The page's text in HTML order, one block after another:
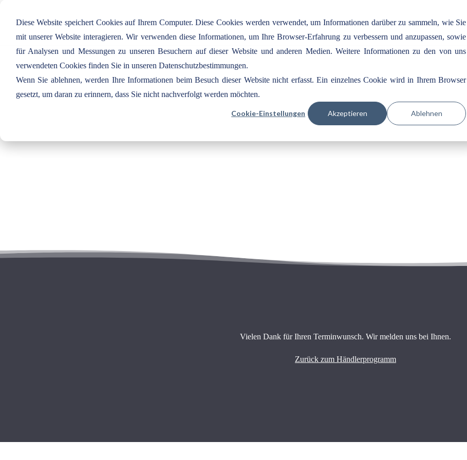
Diese Website speichert Cookies auf Ihrem Computer. Diese Cookies werden verwendet, um Informationen darüber zu sammeln, wie Sie
mit unserer Website interagieren. Wir verwenden diese Informationen, um Ihre Browser-Erfahrung zu verbessern und anzupassen, sowie
für Analysen und Messungen zu unseren Besuchern auf dieser Website und anderen Medien. Weitere Informationen zu den von uns
verwendeten Cookies finden Sie in unseren Datenschutzbestimmungen.
Wenn Sie ablehnen, werden Ihre Informationen beim Besuch dieser Website nicht erfasst. Ein einzelnes Cookie wird in Ihrem Browser
gesetzt, um daran zu erinnern, dass Sie nicht nachverfolgt werden möchten.
Cookie-Einstellungen Akzeptieren Ablehnen
Vielen Dank für Ihren Terminwunsch. Wir melden uns bei Ihnen.
Zurück zum Händlerprogramm